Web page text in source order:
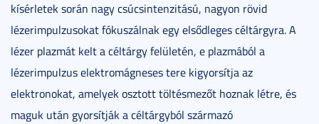
kísérletek során nagy csúcsintenzitású, nagyon rövid
lézerimpulzusokat fókuszálnak egy elsődleges céltárgyra. A
lézer plazmát kelt a céltárgy felületén, e plazmából a
lézerimpulzus elektromágneses tere kigyorsítja az
elektronokat, amelyek osztott töltésmezőt hoznak létre, és
maguk után gyorsítják a céltárgyból származó